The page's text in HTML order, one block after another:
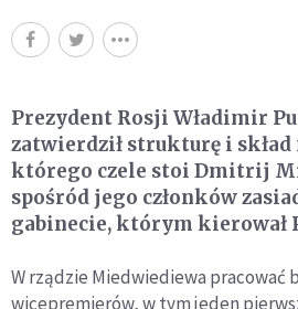
Prezydent Rosji Władimir
zatwierdził strukturę i skład
którego czele stoi Dmitrij
spośród jego członków
gabinecie, którym kierował
W rządzie Miedwiediewa pracować
wicepremierów, w tym jeden